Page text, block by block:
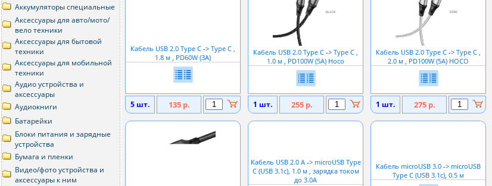
Аккумуляторы специальные
Аксессуары для авто/мото/
вело техники
Аксессуары для бытовой
техники
Аксессуары для мобильной
техники
Аудио устройства и
аксессуары
Аудиокниги
Батарейки
Блоки питания и зарядные
устройства
Бумага и пленки
Видео/фото устройства и
аксессуары к ним
Кабель USB 2.0 Type C -> Type C ,
1.8 м , PD60W (3A)
5 шт. 135 р.
Кабель USB 2.0 Type C -> Type C ,
1.0 м , PD100W (5A) Hoco
1 шт. 255 р.
Кабель USB 2.0 Type C -> Type C ,
2.0 м , PD100W (5A) HOCO
1 шт. 275 р.
Кабель USB 2.0 A -> microUSB Type
C (USB 3.1c), 1.0 м , зарядка током
до 3.0А
Кабель microUSB 3.0 -> microUSB
Type C (USB 3.1c), 0.5 м